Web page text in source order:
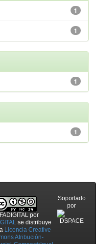
1
1
1
1
por
se distribuye
Licencia Creative
Atribución-
Soportado
por